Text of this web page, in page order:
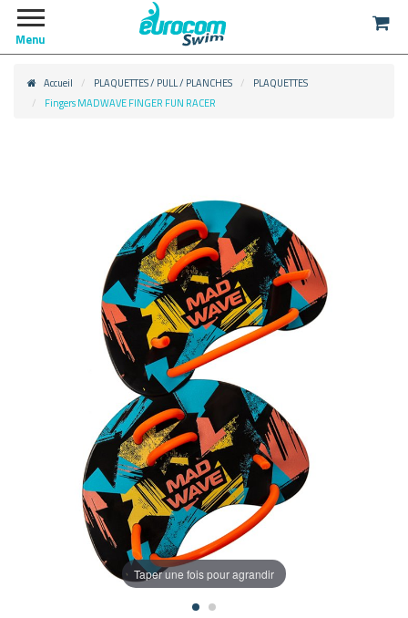
Menu
Accueil PLAQUETTES / PULL / PLANCHES
PLAQUETTES
Fingers MADWAVE FINGER FUN RACER
Taper une fois pour agrandir